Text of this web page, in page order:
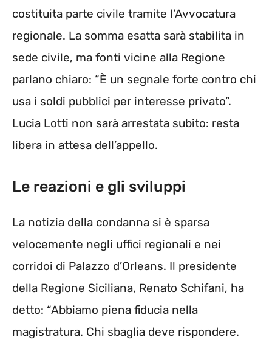
costituita parte civile tramite l’Avvocatura
regionale. La somma esatta sarà stabilita in
sede civile, ma fonti vicine alla Regione
parlano chiaro: “È un segnale forte contro chi
usa i soldi pubblici per interesse privato”.
Lucia Lotti non sarà arrestata subito: resta
libera in attesa dell’appello.
Le reazioni e gli sviluppi
La notizia della condanna si è sparsa
velocemente negli uffici regionali e nei
corridoi di Palazzo d’Orleans. Il presidente
della Regione Siciliana, Renato Schifani, ha
detto: “Abbiamo piena fiducia nella
magistratura. Chi sbaglia deve rispondere.